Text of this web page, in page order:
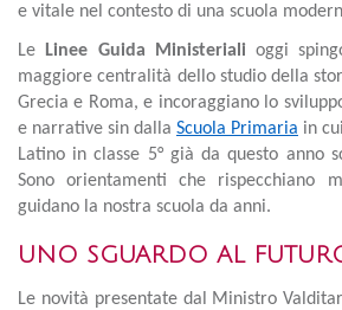
e vitale nel contesto di una scuola
Le Linee Guida Ministeriali oggi
maggiore centralità dello studio della
Grecia e Roma, e incoraggiano lo
e narrative sin dalla Scuola Primaria in
Latino in classe 5° già da questo anno
Sono orientamenti che rispecchiano
guidano la nostra scuola da anni.
UNO SGUARDO AL
Le novità presentate dal Ministro